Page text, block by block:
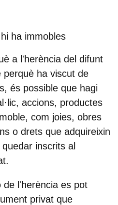
ha immobles
a l'herència del difunt
perquè ha viscut de
és possible que hagi
accions, productes
com joies, obres
o drets que adquireixin
inscrits al
de l'herència es pot
privat que